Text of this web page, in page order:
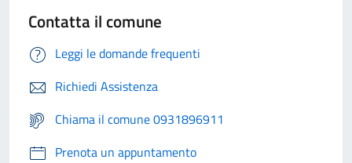
Contatta il comune
Leggi le domande frequenti
Richiedi Assistenza
Chiama il comune 0931896911
Prenota un appuntamento